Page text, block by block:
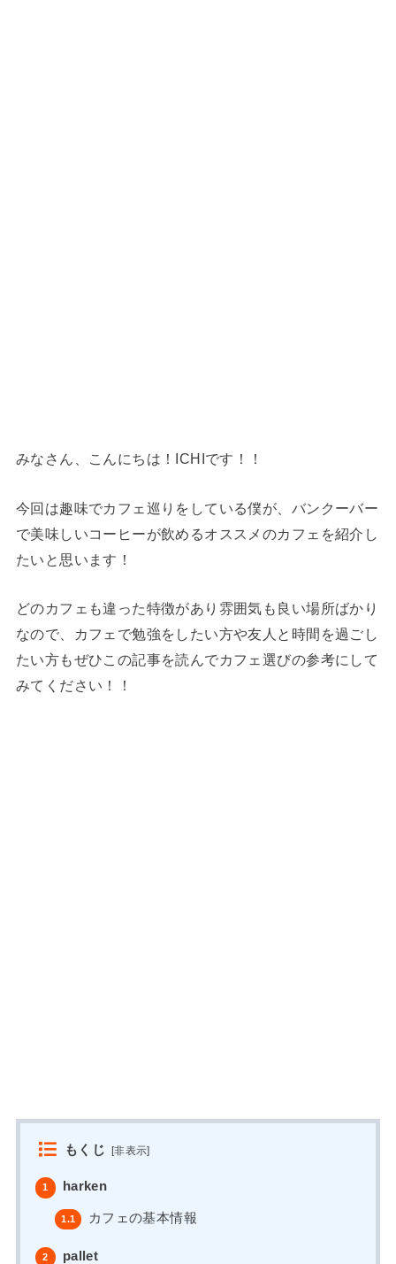
みなさん、こんにちは！ICHIです！！
今回は趣味でカフェ巡りをしている僕が、バンクーバー
で美味しいコーヒーが飲めるオススメのカフェを紹介し
たいと思います！
どのカフェも違った特徴があり雰囲気も良い場所ばかり
なので、カフェで勉強をしたい方や友人と時間を過ごし
たい方もぜひこの記事を読んでカフェ選びの参考にして
みてください！！
もくじ [非表示]
1 harken
1.1 カフェの基本情報
2 pallet